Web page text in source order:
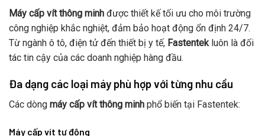
Máy cấp vít thông minh được thiết kế tối ưu cho môi trường
công nghiệp khắc nghiệt, đảm bảo hoạt động ổn định 24/7.
Từ ngành ô tô, điện tử đến thiết bị y tế, Fastentek luôn là đối
tác tin cậy của các doanh nghiệp hàng đầu.
Đa dạng các loại máy phù hợp với từng nhu cầu
Các dòng máy cấp vít thông minh phổ biến tại Fastentek:
Máy cấp vít tự động